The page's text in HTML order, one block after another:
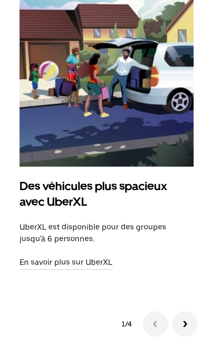
Des véhicules plus spacieux
avec UberXL
UberXL est disponible pour des groupes
jusqu'à 6 personnes.
En savoir plus sur UberXL
1/4